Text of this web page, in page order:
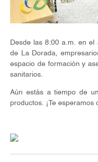
Desde las 8:00 a.m. en
de La Dorada,
espacio de formación y
sanitarios.
Aún estás a tiempo de
productos. ¡Te esperamos